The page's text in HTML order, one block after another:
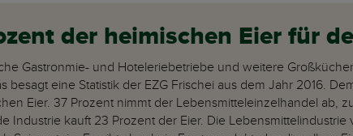
der heimischen Eier für
Gastronmie- und Hoteleriebetriebe und weitere
besagt eine Statistik der EZG Frischei aus dem Jahr 2016.
Eier. 37 Prozent nimmt der Lebensmitteleinzelhandel ab,
Industrie kauft 23 Prozent der Eier. Die